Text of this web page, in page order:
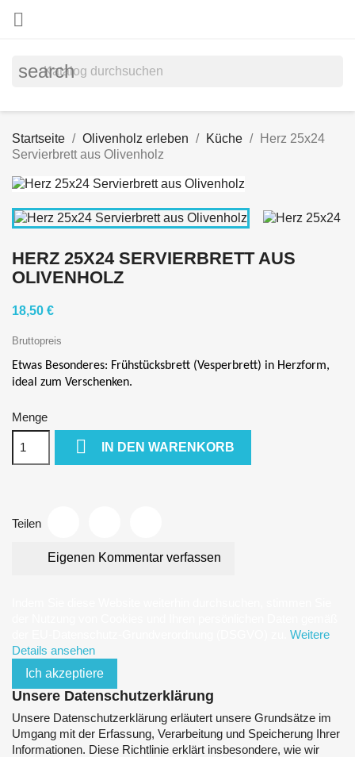

search
Startseite Olivenholz erleben Küche
Herz 25x24
Servierbrett aus Olivenholz
HERZ 25X24 SERVIERBRETT AUS
OLIVENHOLZ
18,50 €
Bruttopreis
Etwas Besonderes: Frühstücksbrett (Vesperbrett) in Herzform,
ideal zum Verschenken.
Menge
 IN DEN WARENKORB
Teilen
Eigenen Kommentar verfassen
Weitere
Details ansehen
Ich akzeptiere
Unsere Datenschutzerklärung
Unsere Datenschutzerklärung erläutert unsere Grundsätze im
Umgang mit der Erfassung, Verarbeitung und Speicherung Ihrer
Informationen. Diese Richtlinie erklärt insbesondere, wie wir